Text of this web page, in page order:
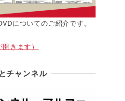
についてのご紹介です。
きます）
チャンネル